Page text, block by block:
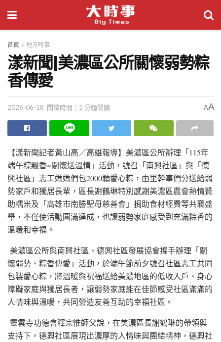
首頁 地方時事
漾新聞|美濃區公所關懷弱勢粽
香傳愛
2026-06-18 閱讀時間：1 分鐘閱讀 AA
【漾新聞記者黃山高／高雄報導】美濃區公所辦理「115年
端午粽飄香~關懷送溫情」活動，號召「南興社區」與「德
興社區」志工媽媽們包2000顆愛心粽，由里幹事們分送給弱
勢家戶和獨居長輩，區長謝鶴琳特別感謝美濃區農會熱情贊
助糯米及「高雄市南勝聖母慈善會」捐助食材經費等共襄盛
舉，不僅使活動圓滿達成，也讓弱勢家庭感受到充滿粽香的
溫暖和幸福。
美濃區公所與南興社區、德興社區發展協會攜手辦理「關
懷弱勢、粽香傳愛」活動，於端午節前夕號召社區志工共同
包製愛心粽，將溫暖與祝福送給美濃地區的低收入戶、身心
障礙家庭與獨居長者，讓弱勢家庭能在佳節感受社區滿滿的
人情味與溫暖，共同營造友善互助的幸福社區。
靈雲寺功德會釋宗惟師父說，在美濃區長謝鶴琳的帶領與
支持下，德興社區展現出濃厚的人情味與團結精神，德興社